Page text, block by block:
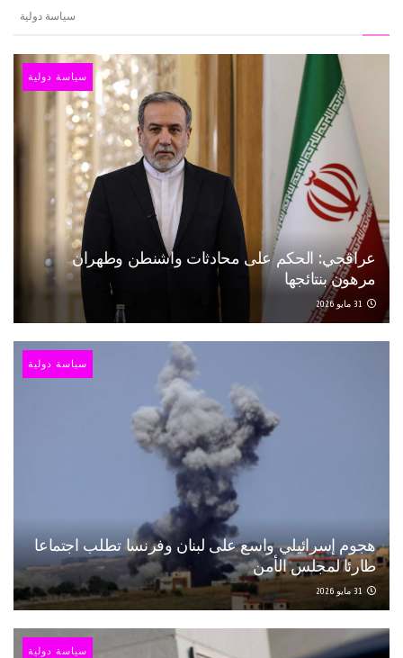
سياسة دولية
سياسة دولية
عراقجي: الحكم على محادثات واشنطن وطهران
مرهون بنتائجها
سياسة دولية
هجوم إسرائيلي واسع على لبنان وفرنسا تطلب اجتماعا
طارئا لمجلس الأمن
سياسة دولية